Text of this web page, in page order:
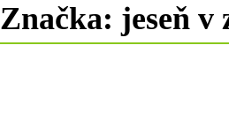
Značka: jeseň v